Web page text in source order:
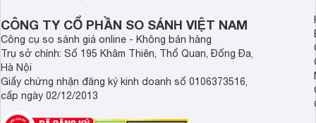
CÔNG TY CỔ PHẦN SO SÁNH VIỆT NAM
Công cụ so sánh giá online - Không bán hàng
Trụ sở chính: Số 195 Khâm Thiên, Thổ Quan, Đống Đa,
Hà Nội
Giấy chứng nhận đăng ký kinh doanh số 0106373516,
cấp ngày 02/12/2013